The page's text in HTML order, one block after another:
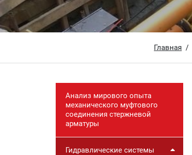
Главная
Анализ мирового опыта
механического муфтового
соединения стержневой
арматуры
Гидравлические системы